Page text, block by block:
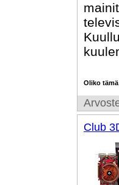
Oliko
Club